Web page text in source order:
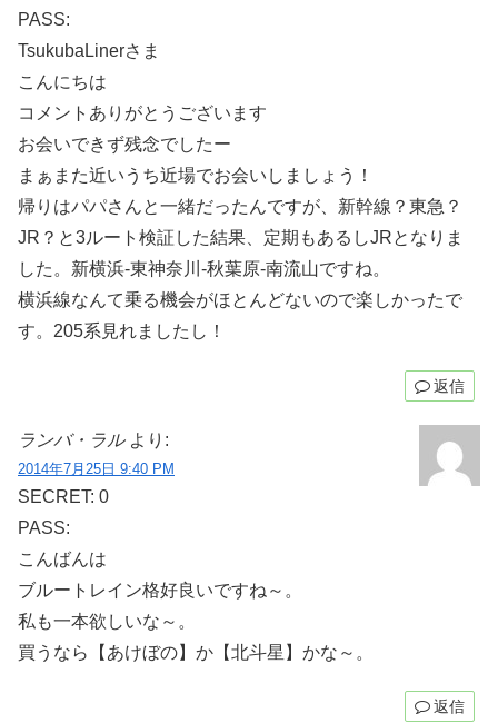
PASS:
TsukubaLinerさま
こんにちは
コメントありがとうございます
お会いできず残念でしたー
まぁまた近いうち近場でお会いしましょう！
帰りはパパさんと一緒だったんですが、新幹線？東急？
JR？と3ルート検証した結果、定期もあるしJRとなりま
した。新横浜-東神奈川-秋葉原-南流山ですね。
横浜線なんて乗る機会がほとんどないので楽しかったで
す。205系見れましたし！
返信
ランバ・ラル より:
2014年7月25日 9:40 PM
SECRET: 0
PASS:
こんばんは
ブルートレイン格好良いですね～。
私も一本欲しいな～。
買うなら【あけぼの】か【北斗星】かな～。
返信